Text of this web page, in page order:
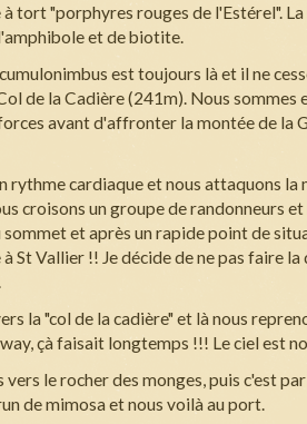
tort "porphyres rouges de l'Estérel".
et de biotite.
est toujours là et il ne
de la Cadière (241m). Nous
avant d'affronter la montée de la
rythme cardiaque et nous attaquons
croisons un groupe de randonneurs
et après un rapide point de
St Vallier !! Je décide de ne pas faire
la "col de la cadière" et là nous
çà faisait longtemps !!! Le ciel est
le rocher des monges, puis c'est
de mimosa et nous voilà au port.